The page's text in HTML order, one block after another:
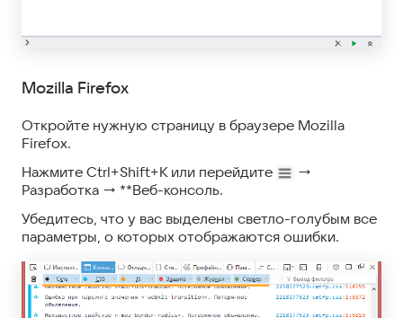
Mozilla Firefox
Откройте нужную страницу в браузере Mozilla
Firefox.
Нажмите Ctrl+Shift+K или перейдите
→
Разработка → **Веб-консоль.
Убедитесь, что у вас выделены светло-голубым все
параметры, о которых отображаются ошибки.